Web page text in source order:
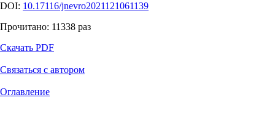
DOI: 10.17116/jnevro2021121061139
Прочитано: 11338 раз
Скачать PDF
Связаться с автором
Оглавление